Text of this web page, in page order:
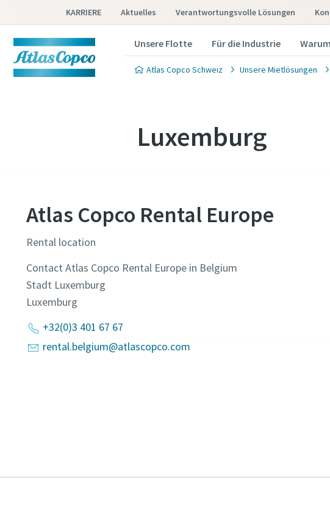
KARRIERE Aktuelles Verantwortungsvolle Lösungen
Unsere Flotte Für die Industrie
Atlas Copco Schweiz Unsere Mietlösungen
Luxemburg
Atlas Copco Rental Europe
Rental location
Contact Atlas Copco Rental Europe in Belgium
Stadt Luxemburg
Luxemburg
+32(0)3 401 67 67
rental.belgium@atlascopco.com